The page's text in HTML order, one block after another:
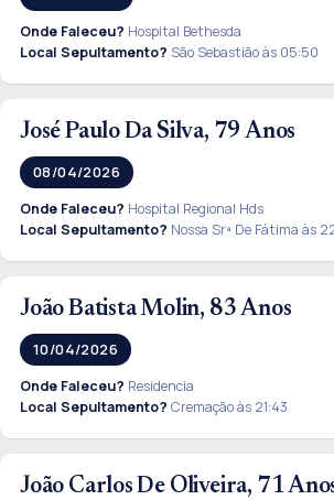
Onde Faleceu? Hospital Bethesda
Local Sepultamento? São Sebastião às 05:50
José Paulo Da Silva, 79 Anos
08/04/2026
Onde Faleceu? Hospital Regional Hds
Local Sepultamento? Nossa Srª De Fátima às
João Batista Molin, 83 Anos
10/04/2026
Onde Faleceu? Residencia
Local Sepultamento? Cremação às 21:43
João Carlos De Oliveira, 71